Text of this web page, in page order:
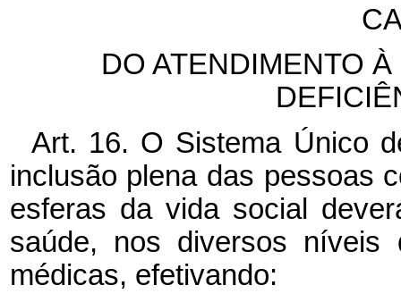
DO ATENDIMENTO
Art. 16. O Sistema Único
inclusão plena das pessoas
esferas da vida social
saúde, nos diversos níveis
médicas, efetivando: